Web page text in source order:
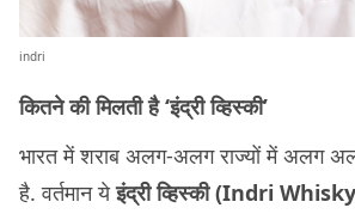
indri
कितने की मिलती है ‘इंद्री व्हिस्की’
भारत में शराब अलग-अलग राज्यों में अलग
है. वर्तमान येइंद्री व्हिस्की (Indri